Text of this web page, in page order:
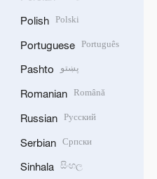
Polish Polski
Portuguese Português
Pashto پښتو
Romanian Română
Russian Русский
Serbian Српски
Sinhala සිංහල